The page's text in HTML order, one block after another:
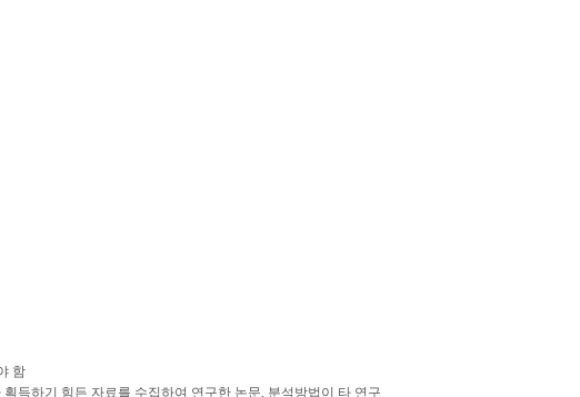
함
득하기 힘든 자료를 수집하여 연구한 논문, 분석방법이 타 연구